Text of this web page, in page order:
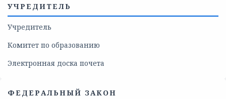
УЧРЕДИТЕЛЬ
Учредитель
Комитет по образованию
Электронная доска почета
ФЕДЕРАЛЬНЫЙ ЗАКОН